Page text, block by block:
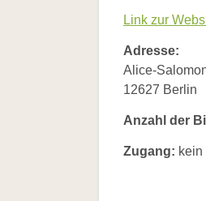
Link zur
Adresse:
Alice-
12627 Berlin
Anzahl der
Zugang: